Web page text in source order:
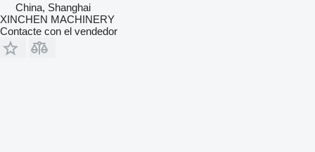
China, Shanghai
XINCHEN MACHINERY
Contacte con el vendedor